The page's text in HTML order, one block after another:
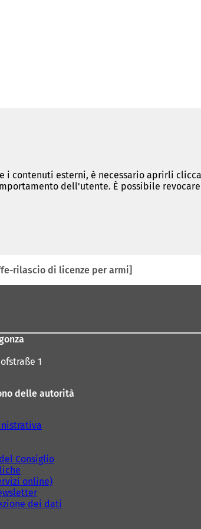
i contenuti esterni, è necessario aprirli
dell'utente. È possibile
rilascio di licenze per armi]
1
delle autorità
Consiglio
online)
dei dati